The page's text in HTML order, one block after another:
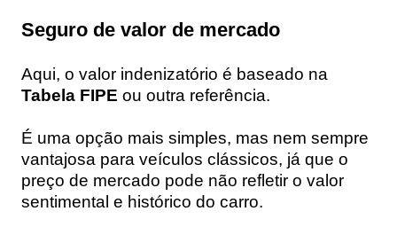
Seguro de valor de mercado
Aqui, o valor indenizatório é baseado na
Tabela FIPE ou outra referência.
É uma opção mais simples, mas nem sempre
vantajosa para veículos clássicos, já que o
preço de mercado pode não refletir o valor
sentimental e histórico do carro.